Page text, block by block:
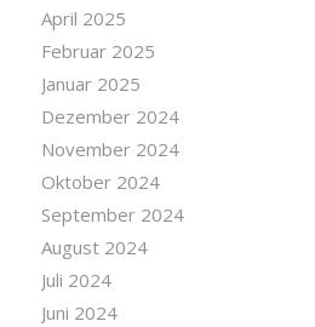
April 2025
Februar 2025
Januar 2025
Dezember 2024
November 2024
Oktober 2024
September 2024
August 2024
Juli 2024
Juni 2024